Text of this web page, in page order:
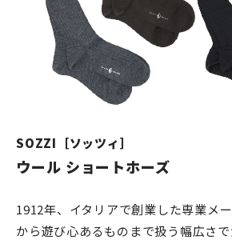
SOZZI［ソッツィ］
ウール ショートホーズ
1912年、イタリアで創業した専業メ
から遊び心あるものまで扱う幅広さ